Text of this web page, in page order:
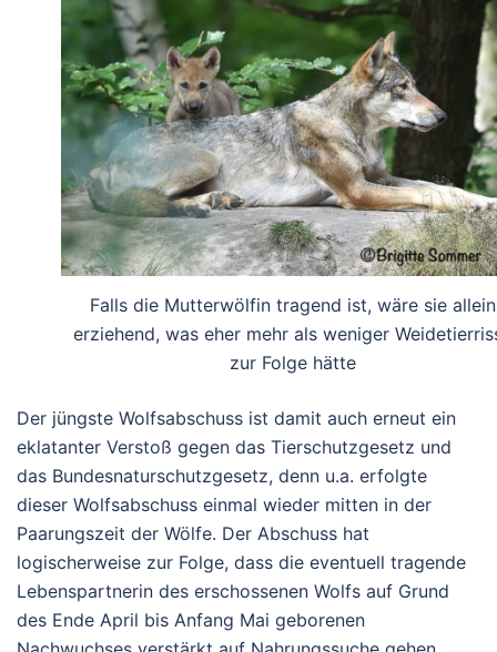
Falls die Mutterwölfin tragend ist, wäre sie allein
erziehend, was eher mehr als weniger
zur Folge hätte
Der jüngste Wolfsabschuss ist damit auch erneut ein
eklatanter Verstoß gegen das Tierschutzgesetz und
das Bundesnaturschutzgesetz, denn u.a. erfolgte
dieser Wolfsabschuss einmal wieder mitten in der
Paarungszeit der Wölfe. Der Abschuss hat
logischerweise zur Folge, dass die eventuell tragende
Lebenspartnerin des erschossenen Wolfs auf Grund
des Ende April bis Anfang Mai geborenen